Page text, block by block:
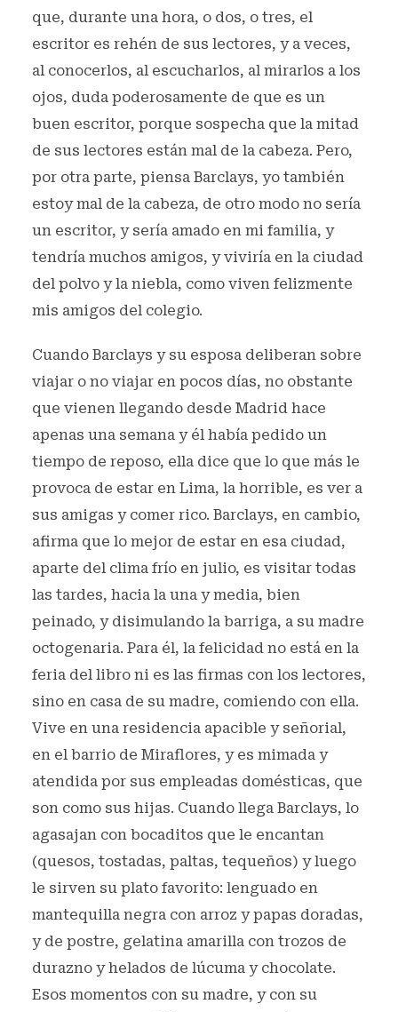
que, durante una hora, o dos, o tres, el
escritor es rehén de sus lectores, y a veces,
al conocerlos, al escucharlos, al mirarlos a los
ojos, duda poderosamente de que es un
buen escritor, porque sospecha que la mitad
de sus lectores están mal de la cabeza. Pero,
por otra parte, piensa Barclays, yo también
estoy mal de la cabeza, de otro modo no sería
un escritor, y sería amado en mi familia, y
tendría muchos amigos, y viviría en la ciudad
del polvo y la niebla, como viven felizmente
mis amigos del colegio.
Cuando Barclays y su esposa deliberan sobre
viajar o no viajar en pocos días, no obstante
que vienen llegando desde Madrid hace
apenas una semana y él había pedido un
tiempo de reposo, ella dice que lo que más le
provoca de estar en Lima, la horrible, es ver a
sus amigas y comer rico. Barclays, en cambio,
afirma que lo mejor de estar en esa ciudad,
aparte del clima frío en julio, es visitar todas
las tardes, hacia la una y media, bien
peinado, y disimulando la barriga, a su madre
octogenaria. Para él, la felicidad no está en la
feria del libro ni es las firmas con los lectores,
sino en casa de su madre, comiendo con ella.
Vive en una residencia apacible y señorial,
en el barrio de Miraflores, y es mimada y
atendida por sus empleadas domésticas, que
son como sus hijas. Cuando llega Barclays, lo
agasajan con bocaditos que le encantan
(quesos, tostadas, paltas, tequeños) y luego
le sirven su plato favorito: lenguado en
mantequilla negra con arroz y papas doradas,
y de postre, gelatina amarilla con trozos de
durazno y helados de lúcuma y chocolate.
Esos momentos con su madre, y con su